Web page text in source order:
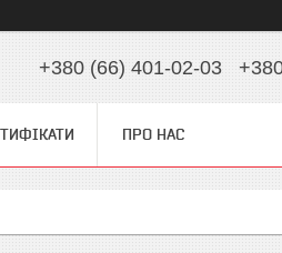
+380 (66) 401-02-03
ПРО НАС